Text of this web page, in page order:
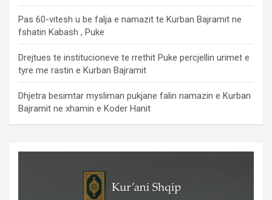
Pas 60-vitesh u be falja e namazit te Kurban Bajramit ne
fshatin Kabash , Puke
Drejtues te institucioneve te rrethit Puke percjellin urimet e
tyre me rastin e Kurban Bajramit
Dhjetra besimtar mysliman pukjane falin namazin e Kurban
Bajramit ne xhamin e Koder Hanit